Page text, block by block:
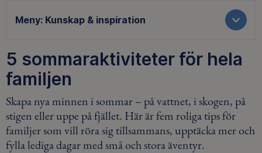
Meny: Kunskap & inspiration
5 sommaraktiviteter för hela
familjen
Skapa nya minnen i sommar – på vattnet, i skogen, på
stigen eller uppe på fjället. Här är fem roliga tips för
familjer som vill röra sig tillsammans, upptäcka mer och
fylla lediga dagar med små och stora äventyr.